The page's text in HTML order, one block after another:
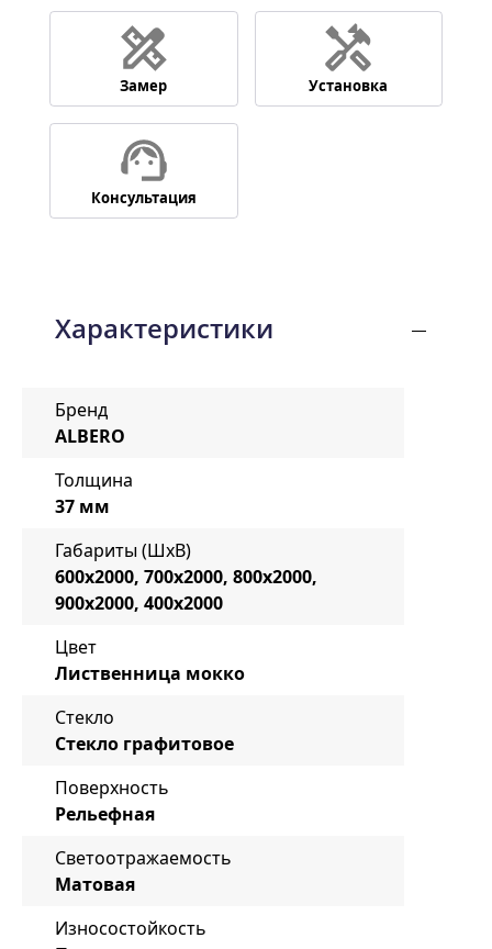
Замер Установка
Консультация
Характеристики
Бренд
ALBERO
Толщина
37 мм
Габариты (ШxВ)
600x2000, 700x2000, 800x2000,
900x2000, 400x2000
Цвет
Лиственница мокко
Стекло
Стекло графитовое
Поверхность
Рельефная
Светоотражаемость
Матовая
Износостойкость